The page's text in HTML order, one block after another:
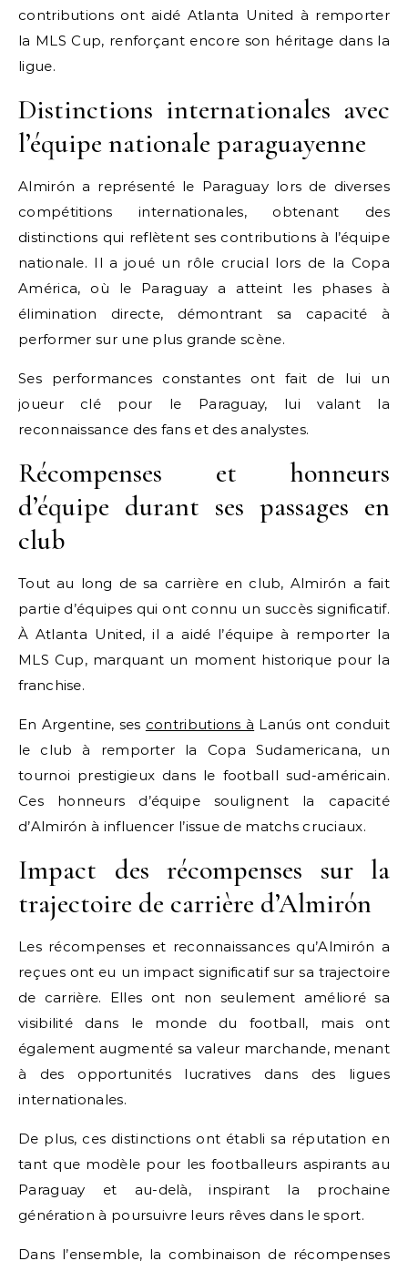
contributions ont aidé Atlanta United à remporter
la MLS Cup, renforçant encore son héritage dans la
ligue.
Distinctions internationales avec
l’équipe nationale paraguayenne
Almirón a représenté le Paraguay lors de diverses
compétitions internationales, obtenant des
distinctions qui reflètent ses contributions à l’équipe
nationale. Il a joué un rôle crucial lors de la Copa
América, où le Paraguay a atteint les phases à
élimination directe, démontrant sa capacité à
performer sur une plus grande scène.
Ses performances constantes ont fait de lui un
joueur clé pour le Paraguay, lui valant la
reconnaissance des fans et des analystes.
Récompenses et honneurs
d’équipe durant ses passages en
club
Tout au long de sa carrière en club, Almirón a fait
partie d’équipes qui ont connu un succès significatif.
À Atlanta United, il a aidé l’équipe à remporter la
MLS Cup, marquant un moment historique pour la
franchise.
En Argentine, ses contributions à Lanús ont conduit
le club à remporter la Copa Sudamericana, un
tournoi prestigieux dans le football sud-américain.
Ces honneurs d’équipe soulignent la capacité
d’Almirón à influencer l’issue de matchs cruciaux.
Impact des récompenses sur la
trajectoire de carrière d’Almirón
Les récompenses et reconnaissances qu’Almirón a
reçues ont eu un impact significatif sur sa trajectoire
de carrière. Elles ont non seulement amélioré sa
visibilité dans le monde du football, mais ont
également augmenté sa valeur marchande, menant
à des opportunités lucratives dans des ligues
internationales.
De plus, ces distinctions ont établi sa réputation en
tant que modèle pour les footballeurs aspirants au
Paraguay et au-delà, inspirant la prochaine
génération à poursuivre leurs rêves dans le sport.
Dans l’ensemble, la combinaison de récompenses